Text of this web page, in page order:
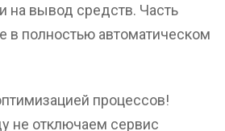
на вывод средств. Часть
в полностью автоматическом
процессов!
не отключаем сервис